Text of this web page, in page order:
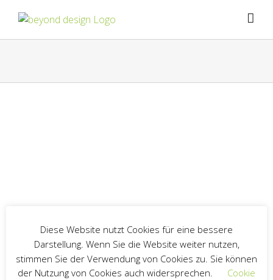
Inhalt
springen
Diese Website nutzt Cookies für eine bessere
Darstellung. Wenn Sie die Website weiter nutzen,
stimmen Sie der Verwendung von Cookies zu. Sie können
der Nutzung von Cookies auch widersprechen.
Cookie